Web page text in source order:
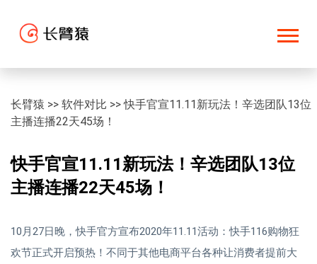
长臂猿 >> 软件对比 >>快手官宣11.11新玩法！辛选团队13位
主播连播22天45场！
快手官宣11.11新玩法！辛选团队13位
主播连播22天45场！
10月27日晚，快手官方宣布2020年11.11活动：快手116购物狂
欢节正式开启预热！不同于其他电商平台各种让消费者提前大